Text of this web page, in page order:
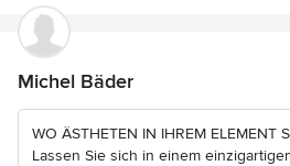
Michel Bäder
WO ÄSTHETEN IN IHREM ELEMENT
Lassen Sie sich in einem